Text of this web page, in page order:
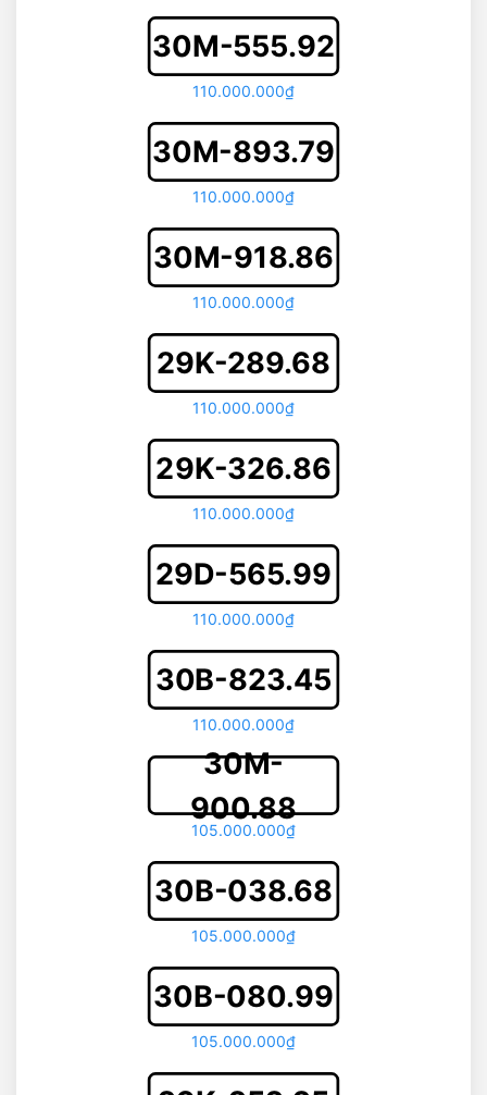
30M-555.92
110.000.000₫
30M-893.79
110.000.000₫
30M-918.86
110.000.000₫
29K-289.68
110.000.000₫
29K-326.86
110.000.000₫
29D-565.99
110.000.000₫
30B-823.45
110.000.000₫
30M-
900.88
105.000.000₫
30B-038.68
105.000.000₫
30B-080.99
105.000.000₫